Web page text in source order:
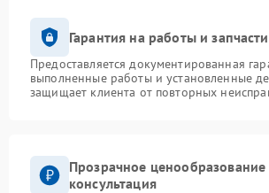
Гарантия на работы и запчасти
Предоставляется документированная
выполненные работы и установленные
защищает клиента от повторных
Прозрачное ценообразование
консультация